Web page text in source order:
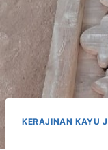
KERAJINAN KAYU